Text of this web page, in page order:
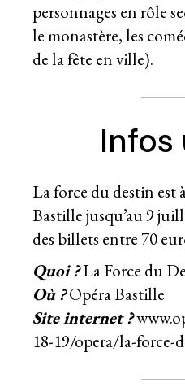
personnages en rôle
le monastère, les
de la fête en ville).
Infos
La force du destin est
Bastille jusqu’au 9
des billets entre 70
Quoi ?La Force du
Où ?Opéra Bastille
Site internet ?
18-19/opera/la-force-